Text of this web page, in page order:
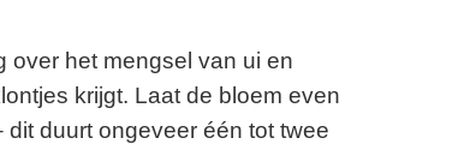
over het mengsel van ui en
krijgt. Laat de bloem even
duurt ongeveer één tot twee